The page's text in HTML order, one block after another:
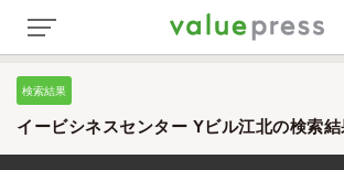
検索結果
イービシネスセンター Yビル江北の検索結